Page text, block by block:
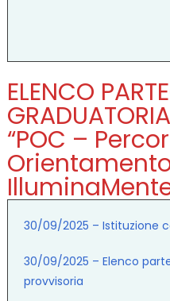
ELENCO
“POC –
30/09/2025 – Istituzione
30/09/2025 – Elenco
provvisoria